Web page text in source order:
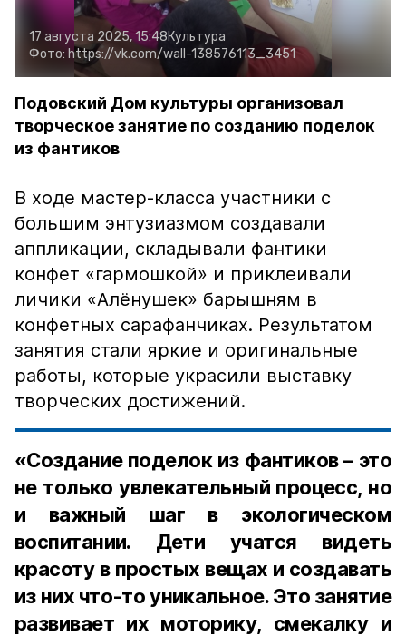
17 августа 2025, 15:48Культура
Фото: https://vk.com/wall-138576113_3451
Подовский Дом культуры организовал
творческое занятие по созданию поделок
из фантиков
В ходе мастер-класса участники с
большим энтузиазмом создавали
аппликации, складывали фантики
конфет «гармошкой» и приклеивали
личики «Алёнушек» барышням в
конфетных сарафанчиках. Результатом
занятия стали яркие и оригинальные
работы, которые украсили выставку
творческих достижений.
«Создание поделок из фантиков – это
не только увлекательный процесс, но
и важный шаг в экологическом
воспитании. Дети учатся видеть
красоту в простых вещах и создавать
из них что-то уникальное. Это занятие
развивает их моторику, смекалку и